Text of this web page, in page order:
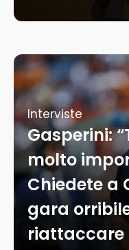
Interviste
Gasperini:
molto
Chiedete a
gara
riattaccare